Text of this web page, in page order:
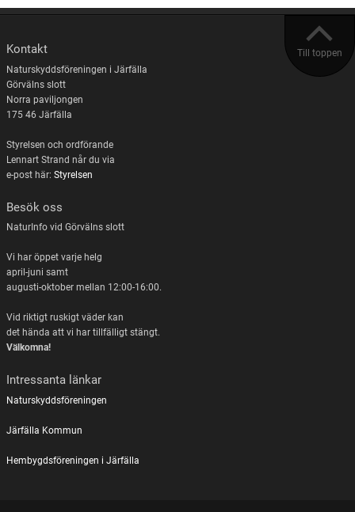
Till toppen
Kontakt
Naturskyddsföreningen i Järfälla
Görvälns slott
Norra paviljongen
175 46 Järfälla
Styrelsen och ordförande
Lennart Strand når du via
e-post här: Styrelsen
Besök oss
NaturInfo vid Görvälns slott
Vi har öppet varje helg
april-juni samt
augusti-oktober mellan 12:00-16:00.
Vid riktigt ruskigt väder kan
det hända att vi har tillfälligt stängt.
Välkomna!
Intressanta länkar
Naturskyddsföreningen
Järfälla Kommun
Hembygdsföreningen i Järfälla